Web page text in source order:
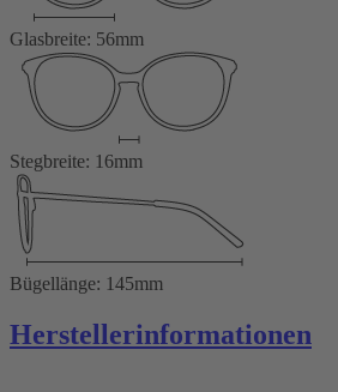
Glasbreite: 56mm
Stegbreite: 16mm
Bügellänge: 145mm
Herstellerinformationen